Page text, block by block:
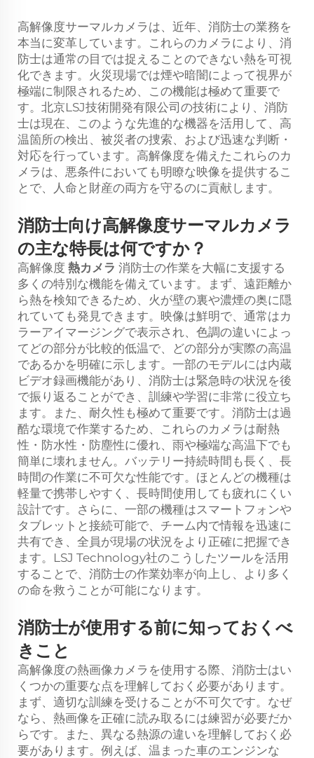
高解像度サーマルカメラは、近年、消防士の業務を
本当に変革しています。これらのカメラにより、消
防士は通常の目では捉えることのできない熱を可視
化できます。火災現場では煙や暗闇によって視界が
極端に制限されるため、この機能は極めて重要で
す。北京LSJ技術開発有限公司の技術により、消防
士は現在、このような先進的な機器を活用して、高
温箇所の検出、被災者の捜索、および迅速な判断・
対応を行っています。高解像度を備えたこれらのカ
メラは、悪条件においても明瞭な映像を提供するこ
とで、人命と財産の両方を守るのに貢献します。
消防士向け高解像度サーマルカメラ
の主な特長は何ですか？
高解像度 熱カメラ 消防士の作業を大幅に支援する
多くの特別な機能を備えています。まず、遠距離か
ら熱を検知できるため、火が壁の裏や濃煙の奥に隠
れていても発見できます。映像は鮮明で、通常はカ
ラーアイマージングで表示され、色調の違いによっ
てどの部分が比較的低温で、どの部分が実際の高温
であるかを明確に示します。一部のモデルには内蔵
ビデオ録画機能があり、消防士は緊急時の状況を後
で振り返ることができ、訓練や学習に非常に役立ち
ます。また、耐久性も極めて重要です。消防士は過
酷な環境で作業するため、これらのカメラは耐熱
性・防水性・防塵性に優れ、雨や極端な高温下でも
簡単に壊れません。バッテリー持続時間も長く、長
時間の作業に不可欠な性能です。ほとんどの機種は
軽量で携帯しやすく、長時間使用しても疲れにくい
設計です。さらに、一部の機種はスマートフォンや
タブレットと接続可能で、チーム内で情報を迅速に
共有でき、全員が現場の状況をより正確に把握でき
ます。LSJ Technology社のこうしたツールを活用
することで、消防士の作業効率が向上し、より多く
の命を救うことが可能になります。
消防士が使用する前に知っておくべ
きこと
高解像度の熱画像カメラを使用する際、消防士はい
くつかの重要な点を理解しておく必要があります。
まず、適切な訓練を受けることが不可欠です。なぜ
なら、熱画像を正確に読み取るには練習が必要だか
らです。また、異なる熱源の違いを理解しておく必
要があります。例えば、温まった車のエンジンな